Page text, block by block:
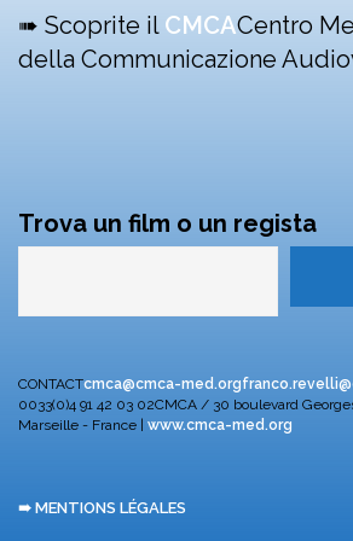
➠ Scoprite il CMCACentro
della Communicazione
Trova un film o un regista
CONTACTcmca@cmca-med.org
0033(0)4 91 42 03 02CMCA / 30 boulevard
Marseille - France | www.cmca-med.org
➠ MENTIONS LÉGALES